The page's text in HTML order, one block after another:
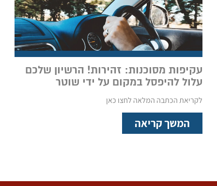
עקיפות מסוכנות: זהירות! הרשיון שלכם
עלול להיפסל במקום על ידי שוטר
לקריאת הכתבה המלאה לחצו כאן
המשך קריאה